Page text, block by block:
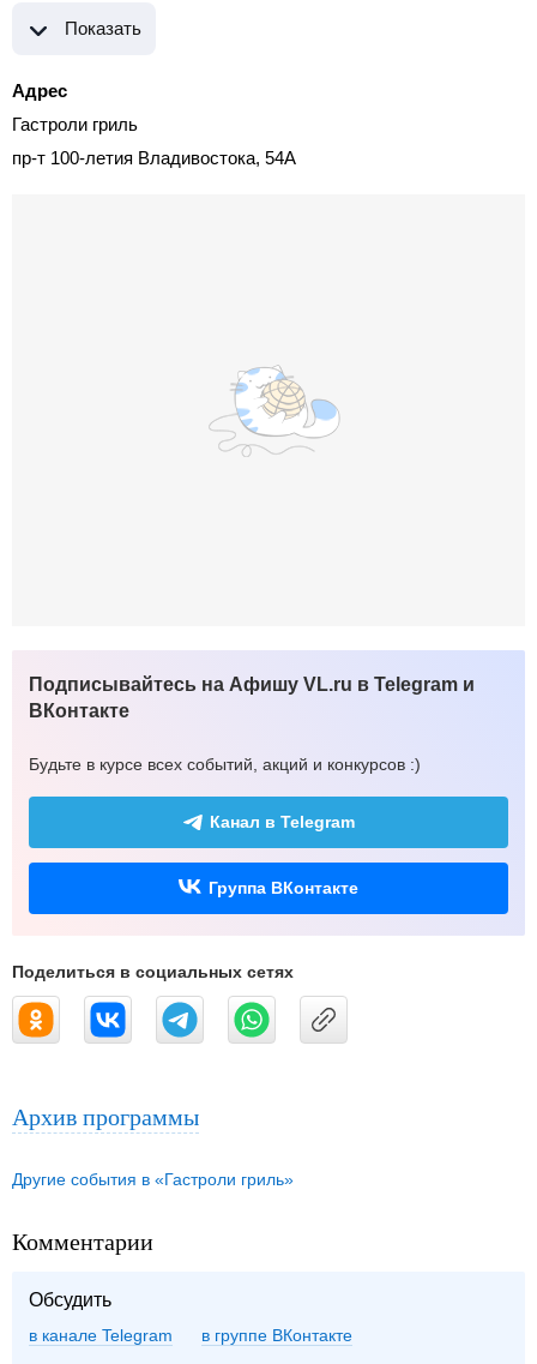
Показать
Адрес
Гастроли гриль
пр-т 100-летия Владивостока, 54А
Подписывайтесь на Афишу VL.ru в Telegram и
ВКонтакте
Будьте в курсе всех событий, акций и конкурсов :)
Канал в Telegram
Группа ВКонтакте
Поделиться в социальных сетях
Архив программы
Другие события в «Гастроли гриль»
Комментарии
Обсудить
в канале Telegram группе ВКонтакте